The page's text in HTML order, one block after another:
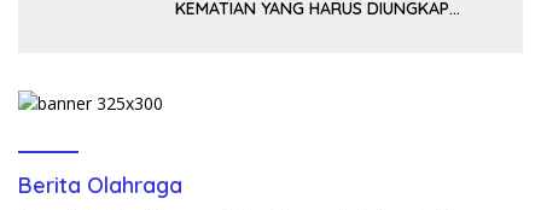
KEMATIAN YANG HARUS DIUNGKAP
Berita Olahraga